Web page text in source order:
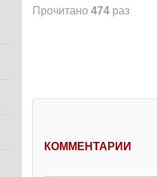
Прочитано 474 раз
КОММЕНТАРИИ